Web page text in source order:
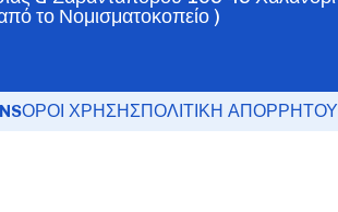
το Νομισματοκοπείο )
ΟΡΟΙ ΧΡΗΣΗΣΠΟΛΙΤΙΚΗ ΑΠΟΡΡΗΤΟΥ